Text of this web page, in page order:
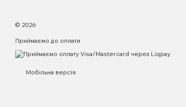
© 2026
Приймаємо до оплати
Мобільна версія